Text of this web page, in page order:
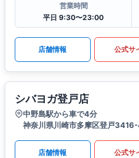
営業時間
平日 9:30〜23:00
店舗情報 公式サ
シバヨガ登戸店
中野島駅から車で4分
神奈川県川崎市多摩区登戸
店舗情報 公式サ